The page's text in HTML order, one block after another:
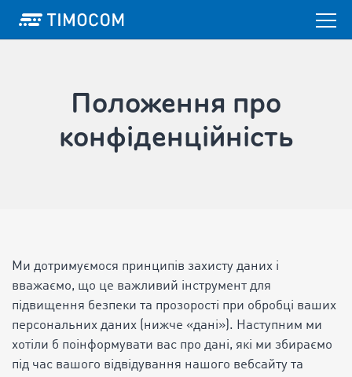
Положення про
конфіденційність
Ми дотримуємося принципів захисту даних і
вважаємо, що це важливий інструмент для
підвищення безпеки та прозорості при обробці ваших
персональних даних (нижче «дані»). Наступним ми
хотіли б поінформувати вас про дані, які ми збираємо
під час вашого відвідування нашого вебсайту та